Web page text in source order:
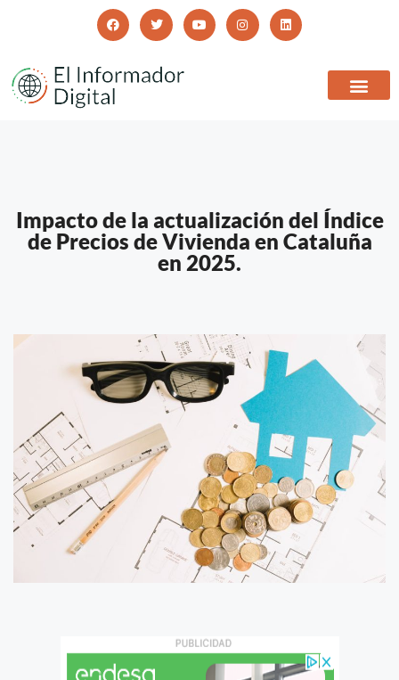
Impacto de la actualización del Índice
de Precios de Vivienda en Cataluña
en 2025.